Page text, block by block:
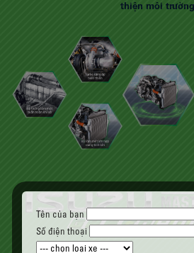
thiện môi
Tên của bạn
Số điện thoại